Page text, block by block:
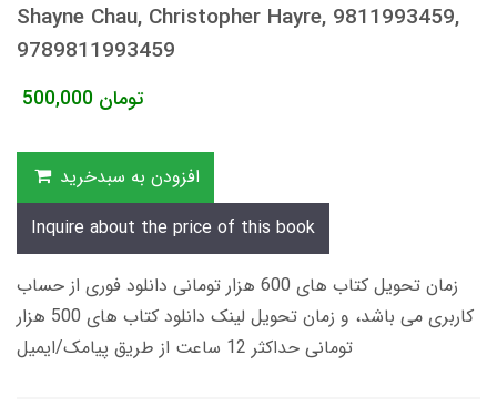
Shayne Chau, Christopher Hayre, 9811993459,
9789811993459
500,000 تومان
افزودن به سبدخرید
Inquire about the price of this book
زمان تحویل کتاب های 600 هزار تومانی دانلود فوری از حساب
کاربری می باشد، و زمان تحویل لینک دانلود کتاب های 500 هزار
تومانی حداکثر 12 ساعت از طریق پیامک/ایمیل